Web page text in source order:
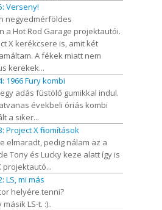
Verseny!
negyedmérföldes
a Hot Rod Garage projektautói.
X kerékcsere is, amit két
A fékek miatt nem
kerekek...
1966 Fury kombi
adás füstölő gumikkal indul.
évekbeli óriás kombi
a siker...
Project X finomítások
elmaradt, pedig nálam az a
Tony és Lucky keze alatt így is
projektautó...
LS, mi más
helyére tenni?
LS-t. :)..